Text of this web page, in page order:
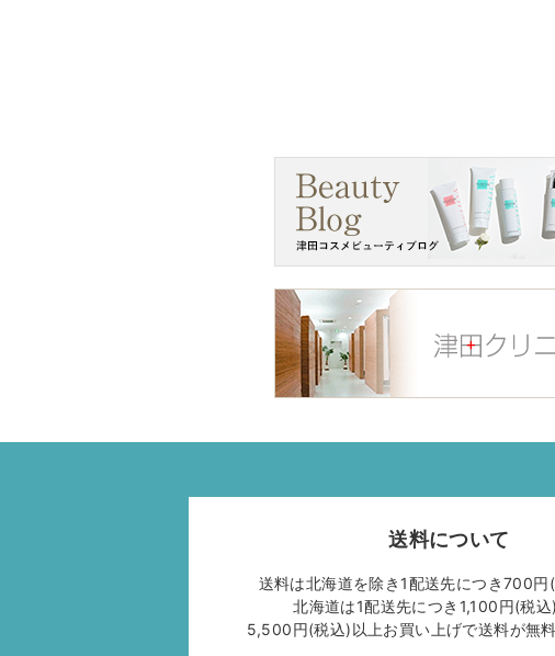
送料について
送料は北海道を除き1配送先につき700円(
北海道は1配送先につき1,100円(税込)
5,500円(税込)以上お買い上げで送料が無料